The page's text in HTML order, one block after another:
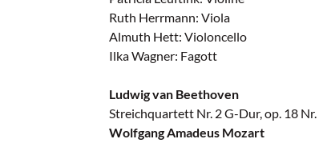
Ruth Herrmann: Viola
Almuth Hett: Violoncello
Ilka Wagner: Fagott
Ludwig van Beethoven
Streichquartett Nr. 2 G-Dur, op. 18 Nr.
Wolfgang Amadeus Mozart